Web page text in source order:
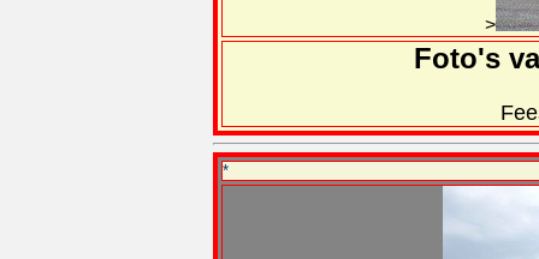
>
Foto's
*